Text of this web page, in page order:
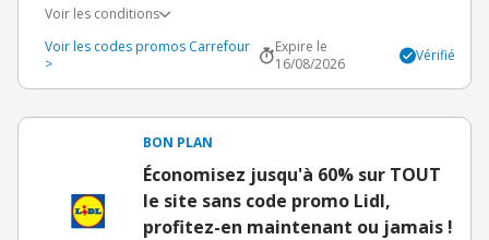
Voir les conditions
Voir les codes promos Carrefour
>
Expire le
16/08/2026
Vérifié
BON PLAN
Économisez jusqu'à 60% sur TOUT
le site sans code promo Lidl,
profitez-en maintenant ou jamais !